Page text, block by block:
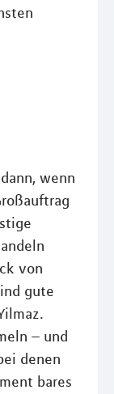
wenn
von
gute
– und
denen
bares